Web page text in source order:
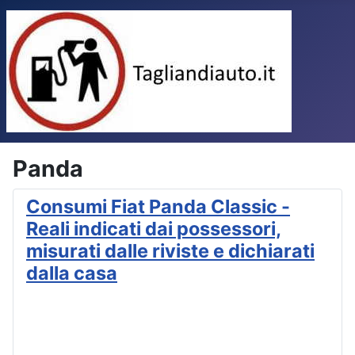
Panda
Consumi Fiat Panda Classic -
Reali indicati dai possessori,
misurati dalle riviste e dichiarati
dalla casa